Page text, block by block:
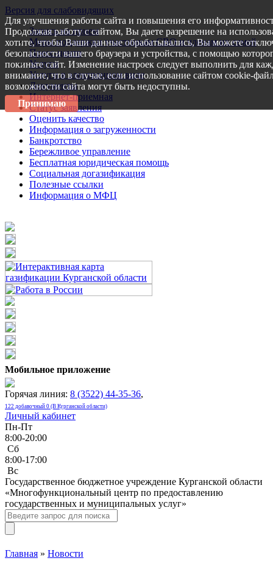
Версия для слабовидящих
Запись на прием
Меры поддержки участникам СВО и членам их семей
Пресс-центр
Услуги
Услуги в электронном виде
Документы
Интернет-приемная
Статус заявления
Оценить качество
Информация о загруженности
Банкротство
Бережливое управление
Бесплатная юридическая помощь
Социальная догазификация
Полезные ссылки
Информация о МФЦ
Мобильное приложение
Горячая линия: 8 (3522) 44-35-36,
122 добавочный 0 (В Курганской области)
Личный кабинет
Пн-Пт
8:00-20:00
Сб
8:00-17:00
Bc
Государственное бюджетное учреждение Курганской области
«Многофункциональный центр по предоставлению
государственных и муниципальных услуг»
Главная » Новости
Для улучшения работы сайта и повышения его
Продолжая работу с сайтом, Вы даете разрешение на
хотите, чтобы Ваши данные обрабатывались, Вы можете
безопасности вашего браузера и устройства, с помощью
покиньте сайт. Изменение настроек следует выполнить для
внимание, что в случае, если использование сайтом cookie-
возможности сайта могут быть недоступны.
Принимаю